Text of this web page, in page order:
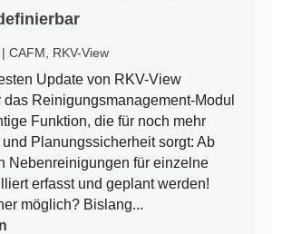
|CAFM RKV-View
Update von RKV-View
Reinigungsmanagement-Modul
Funktion, die für noch mehr
Planungssicherheit sorgt: Ab
Nebenreinigungen für einzelne
erfasst und geplant werden!
möglich? Bislang...